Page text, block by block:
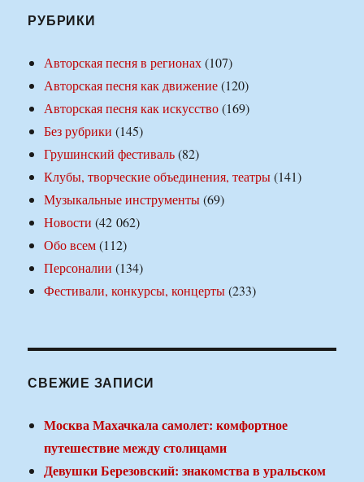
РУБРИКИ
Авторская песня в регионах(107)
Авторская песня как движение(120)
Авторская песня как искусство(169)
Без рубрики (145)
Грушинский фестиваль(82)
Клубы, творческие объединения, театры(141)
Музыкальные инструменты(69)
Новости (42 062)
Обо всем(112)
Персоналии (134)
Фестивали, конкурсы, концерты(233)
СВЕЖИЕ ЗАПИСИ
Москва Махачкала самолет: комфортное
путешествие между столицами
Девушки Березовский: знакомства в уральском